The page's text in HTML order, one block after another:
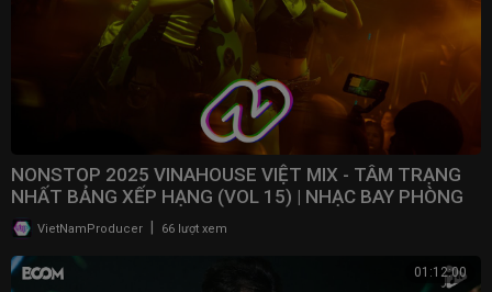
NONSTOP 2025 VINAHOUSE VIỆT MIX - TÂM TRẠNG
NHẤT BẢNG XẾP HẠNG (VOL 15) | NHẠC BAY PHÒNG
2025VietNamProducer 66 lượt xem
01:12:00